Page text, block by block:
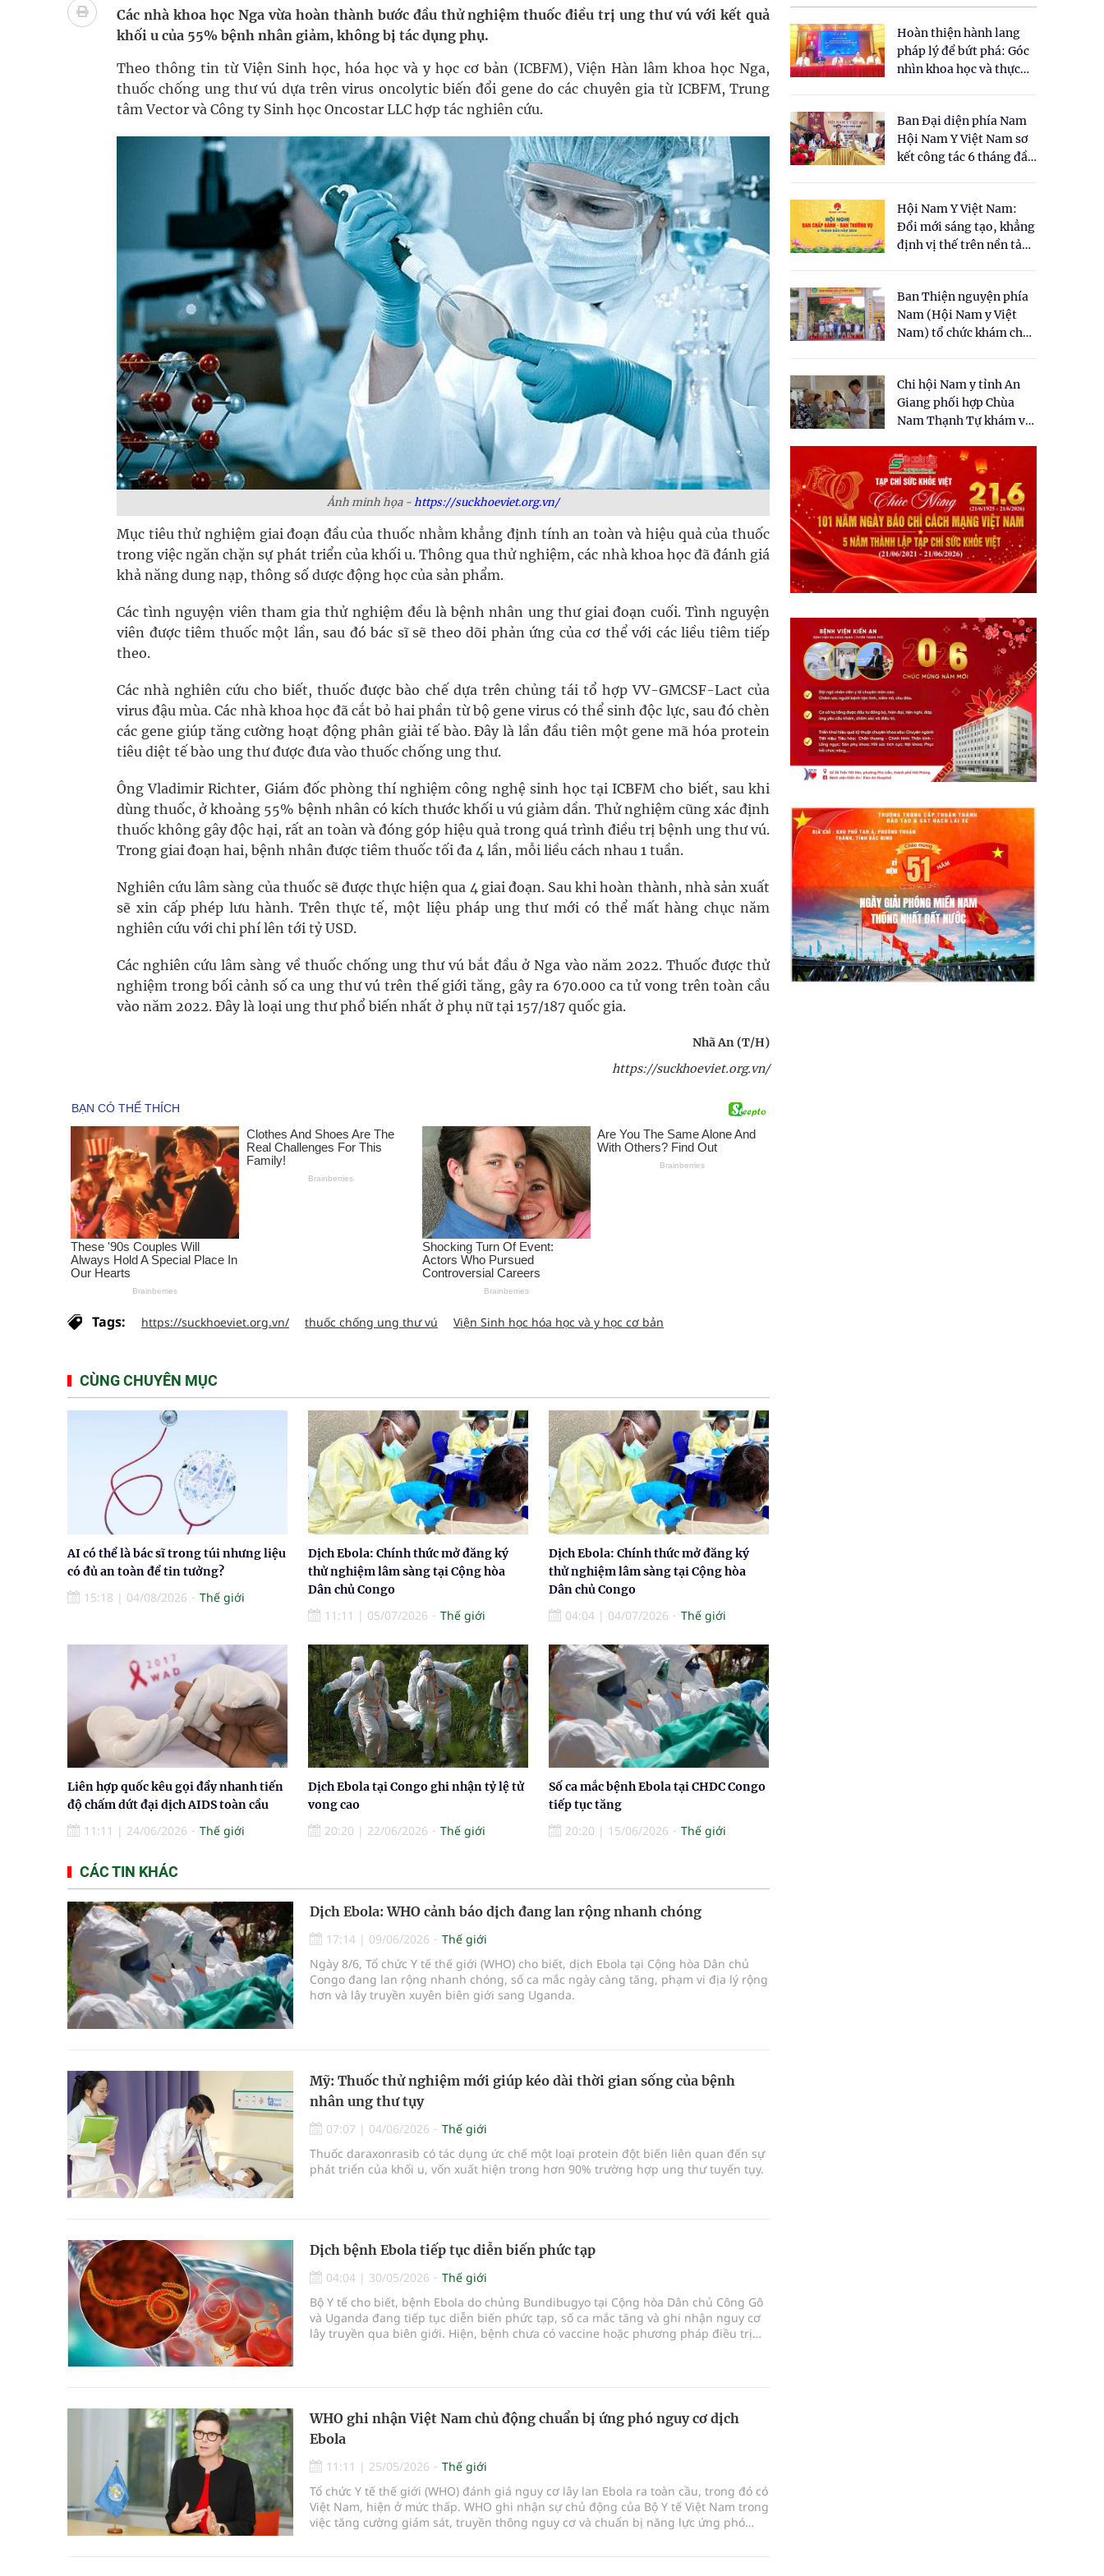
Lâm Đồng: Quyết tâm đưa sân bay Liên Khương trở lại khai thác vào ngày 19/8
Quan Bằng Chứng Dược Lý Và Cơ Chế Phân Tử
"Nền kinh tế bạc" có thể trở thành động lực tăng trưởng mới của Việt Nam
Các nhà khoa học Nga vừa hoàn thành bước đầu thử nghiệm thuốc điều trị ung thư vú với kết quả
khối u của 55% bệnh nhân giảm, không bị tác dụng phụ.
Theo thông tin từ Viện Sinh học, hóa học và y học cơ bản (ICBFM), Viện Hàn lâm khoa học Nga,
thuốc chống ung thư vú dựa trên virus oncolytic biến đổi gene do các chuyên gia từ ICBFM, Trung
tâm Vector và Công ty Sinh học Oncostar LLC hợp tác nghiên cứu.
Ảnh minh họa -https://suckhoeviet.org.vn/
Mục tiêu thử nghiệm giai đoạn đầu của thuốc nhằm khẳng định tính an toàn và hiệu quả của thuốc
trong việc ngăn chặn sự phát triển của khối u. Thông qua thử nghiệm, các nhà khoa học đã đánh giá
khả năng dung nạp, thông số dược động học của sản phẩm.
Các tình nguyện viên tham gia thử nghiệm đều là bệnh nhân ung thư giai đoạn cuối. Tình nguyện
viên được tiêm thuốc một lần, sau đó bác sĩ sẽ theo dõi phản ứng của cơ thể với các liều tiêm tiếp
theo.
Các nhà nghiên cứu cho biết, thuốc được bào chế dựa trên chủng tái tổ hợp VV-GMCSF-Lact của
virus đậu mùa. Các nhà khoa học đã cắt bỏ hai phần từ bộ gene virus có thể sinh độc lực, sau đó chèn
các gene giúp tăng cường hoạt động phân giải tế bào. Đây là lần đầu tiên một gene mã hóa protein
tiêu diệt tế bào ung thư được đưa vào thuốc chống ung thư.
Ông Vladimir Richter, Giám đốc phòng thí nghiệm công nghệ sinh học tại ICBFM cho biết, sau khi
dùng thuốc, ở khoảng 55% bệnh nhân có kích thước khối u vú giảm dần. Thử nghiệm cũng xác định
thuốc không gây độc hại, rất an toàn và đóng góp hiệu quả trong quá trình điều trị bệnh ung thư vú.
Trong giai đoạn hai, bệnh nhân được tiêm thuốc tối đa 4 lần, mỗi liều cách nhau 1 tuần.
Nghiên cứu lâm sàng của thuốc sẽ được thực hiện qua 4 giai đoạn. Sau khi hoàn thành, nhà sản xuất
sẽ xin cấp phép lưu hành. Trên thực tế, một liệu pháp ung thư mới có thể mất hàng chục năm
nghiên cứu với chi phí lên tới tỷ USD.
Các nghiên cứu lâm sàng về thuốc chống ung thư vú bắt đầu ở Nga vào năm 2022. Thuốc được thử
nghiệm trong bối cảnh số ca ung thư vú trên thế giới tăng, gây ra 670.000 ca tử vong trên toàn cầu
vào năm 2022. Đây là loại ung thư phổ biến nhất ở phụ nữ tại 157/187 quốc gia.
Nhã An (T/H)
https://suckhoeviet.org.vn/
Tags: https://suckhoeviet.org.vn/ thuốc chống ung thư vú Viện Sinh học hóa học và y học cơ bản
CÙNG CHUYÊN MỤC
AI có thể là bác sĩ trong túi nhưng liệu
có đủ an toàn để tin tưởng?
15:18 | 04/08/2026 Thế giới
Dịch Ebola: Chính thức mở đăng ký
thử nghiệm lâm sàng tại Cộng hòa
Dân chủ Congo
11:11 | 05/07/2026 Thế giới
Dịch Ebola: Chính thức mở đăng ký
thử nghiệm lâm sàng tại Cộng hòa
Dân chủ Congo
04:04 | 04/07/2026 Thế giới
Liên hợp quốc kêu gọi đẩy nhanh tiến
độ chấm dứt đại dịch AIDS toàn cầu
11:11 | 24/06/2026 Thế giới
Dịch Ebola tại Congo ghi nhận tỷ lệ tử
vong cao
20:20 | 22/06/2026 Thế giới
Số ca mắc bệnh Ebola tại CHDC Congo
tiếp tục tăng
20:20 | 15/06/2026 Thế giới
CÁC TIN KHÁC
Dịch Ebola: WHO cảnh báo dịch đang lan rộng nhanh chóng
17:14 | 09/06/2026
Thế giới
Ngày 8/6, Tổ chức Y tế thế giới (WHO) cho biết, dịch Ebola tại Cộng hòa Dân chủ
Congo đang lan rộng nhanh chóng, số ca mắc ngày càng tăng, phạm vi địa lý rộng
hơn và lây truyền xuyên biên giới sang Uganda.
Mỹ: Thuốc thử nghiệm mới giúp kéo dài thời gian sống của bệnh
nhân ung thư tụy
07:07 | 04/06/2026
Thế giới
Thuốc daraxonrasib có tác dụng ức chế một loại protein đột biến liên quan đến sự
phát triển của khối u, vốn xuất hiện trong hơn 90% trường hợp ung thư tuyến tụy.
Dịch bệnh Ebola tiếp tục diễn biến phức tạp
04:04 | 30/05/2026
Thế giới
Bộ Y tế cho biết, bệnh Ebola do chủng Bundibugyo tại Cộng hòa Dân chủ Công Gô
và Uganda đang tiếp tục diễn biến phức tạp, số ca mắc tăng và ghi nhận nguy cơ
lây truyền qua biên giới. Hiện, bệnh chưa có vaccine hoặc phương pháp điều trị
WHO ghi nhận Việt Nam chủ động chuẩn bị ứng phó nguy cơ dịch
Ebola
11:11 | 25/05/2026
Thế giới
Tổ chức Y tế thế giới (WHO) đánh giá nguy cơ lây lan Ebola ra toàn cầu, trong đó có
Việt Nam, hiện ở mức thấp. WHO ghi nhận sự chủ động của Bộ Y tế Việt Nam trong
việc tăng cường giám sát, truyền thông nguy cơ và chuẩn bị năng lực ứng phó
Hoàn thiện hành lang
pháp lý để bứt phá: Góc
nhìn khoa học và thực
cho Luật Y dược cổ
truyền Việt Nam"
Ban Đại diện phía Nam
Hội Nam Y Việt Nam sơ
kết công tác 6 tháng đầu
Hội Nam Y Việt Nam:
Đổi mới sáng tạo, khẳng
định vị thế trên nền tảng
Ban Thiện nguyện phía
Nam (Hội Nam y Việt
Nam) tổ chức khám chữa
dân tại xã Tân Tập
Chi hội Nam y tỉnh An
Giang phối hợp Chùa
Nam Thạnh Tự khám và
nhân dân